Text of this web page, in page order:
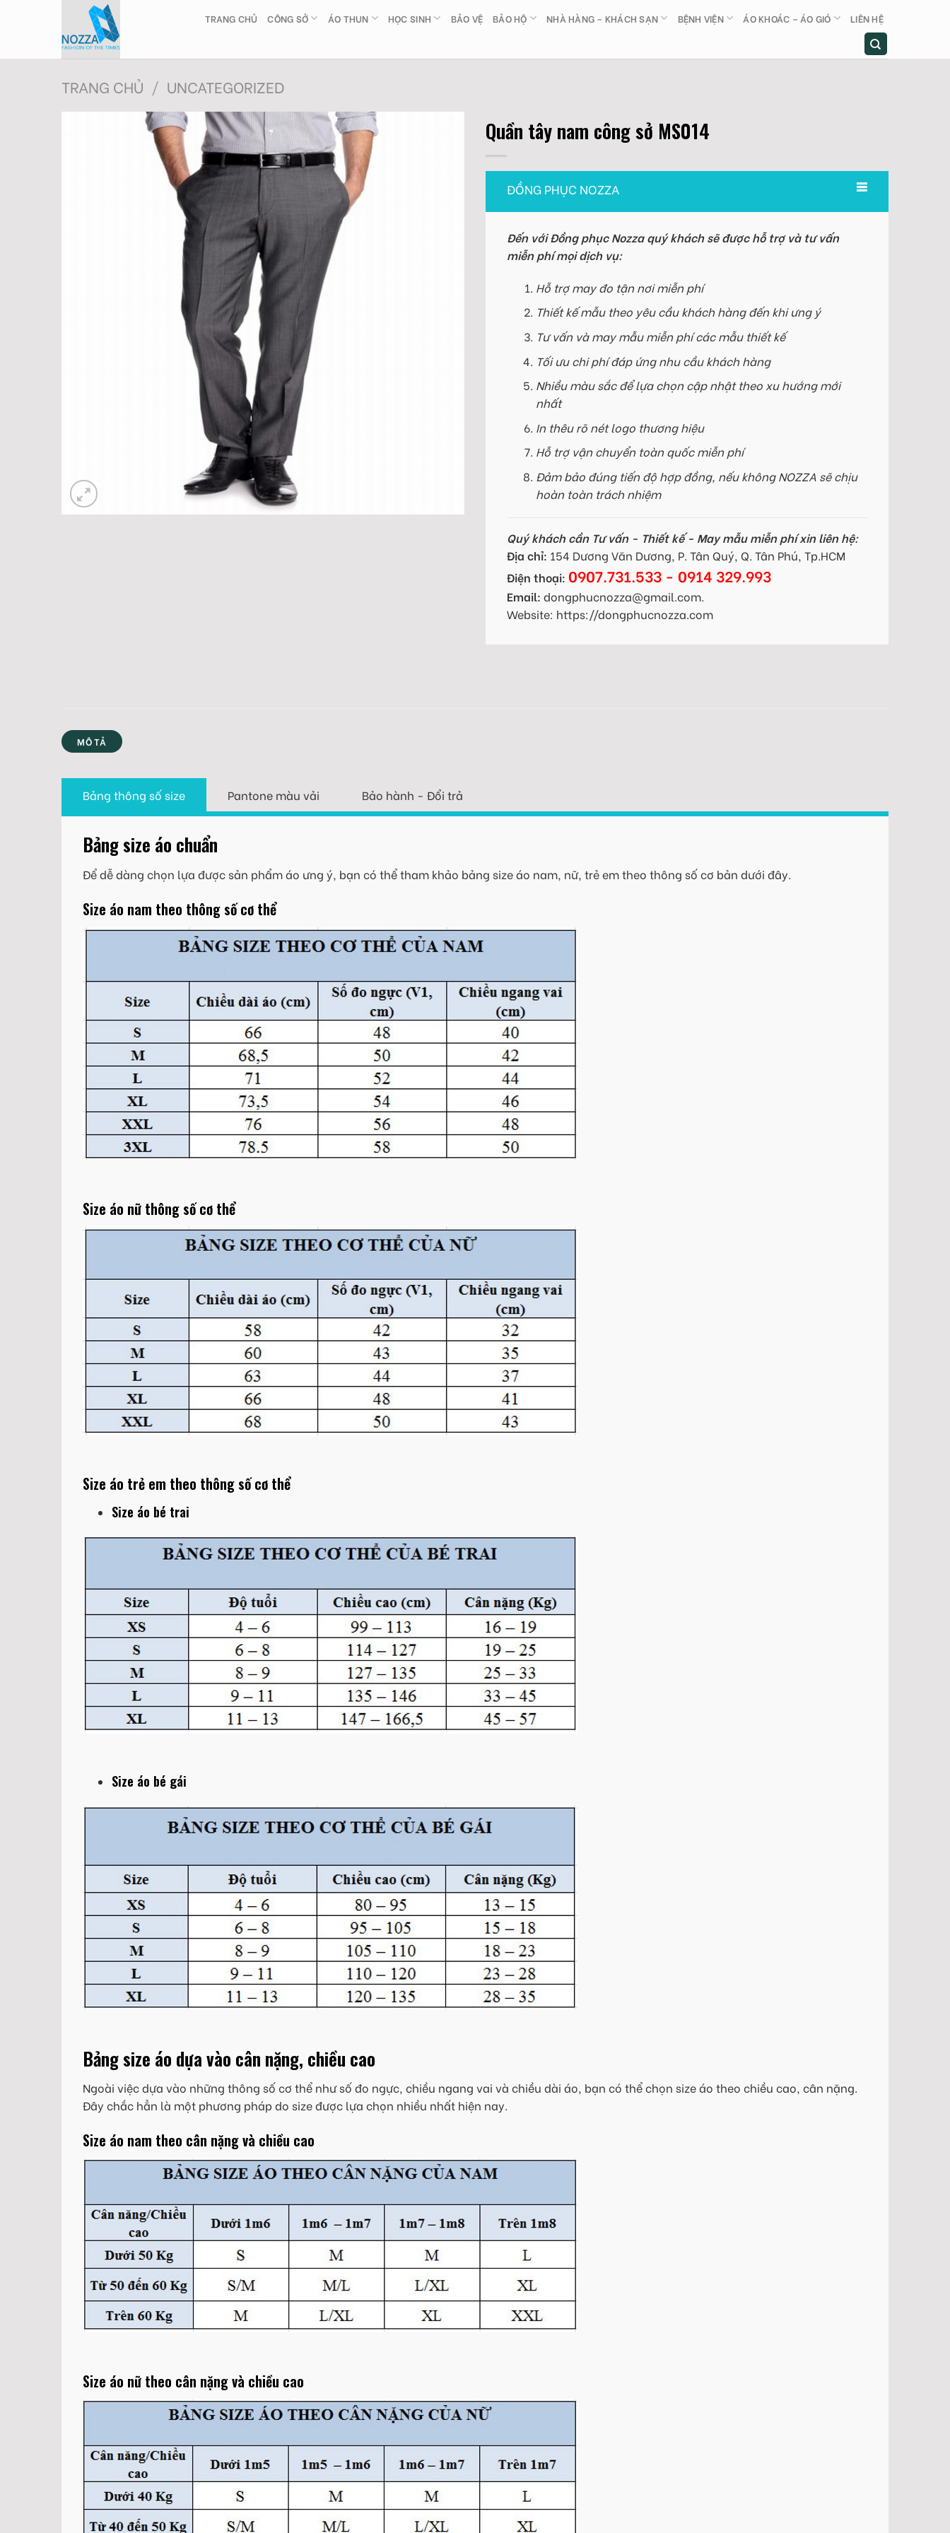
TRANG CHỦ CÔNG SỞ ÁO THUN HỌC SINH BẢO VỆ BẢO HỘ NHÀ HÀNG – KHÁCH SẠN BỆNH VIỆN ÁO KHOÁC – ÁO GIÓ LIÊN HỆ
TRANG CHỦ / UNCATEGORIZED
Quần tây nam công sở MS014
ĐỒNG PHỤC NOZZA
Đến với Đồng phục Nozza quý khách sẽ được hỗ trợ và tư vấn
miễn phí mọi dịch vụ:
Hỗ trợ may đo tận nơi miễn phí
Thiết kế mẫu theo yêu cầu khách hàng đến khi ưng ý
Tư vấn và may mẫu miễn phí các mẫu thiết kế
Tối ưu chi phí đáp ứng nhu cầu khách hàng
Nhiều màu sắc để lựa chọn cập nhật theo xu hướng mới
nhất
In thêu rõ nét logo thương hiệu
Hỗ trợ vận chuyển toàn quốc miễn phí
Đảm bảo đúng tiến độ hợp đồng, nếu không NOZZA sẽ chịu
hoàn toàn trách nhiệm
Quý khách cần Tư vấn - Thiết kế - May mẫu miễn phí xin liên hệ:
Địa chỉ: 154 Dương Văn Dương, P. Tân Quý, Q. Tân Phú, Tp.HCM
Điện thoại: 0907.731.533 - 0914 329.993
Email: dongphucnozza@gmail.com.
Website: https://dongphucnozza.com
MÔ TẢ
Bảng thông số size Pantone màu vải Bảo hành - Đổi trả
Bảng size áo chuẩn
Để dễ dàng chọn lựa được sản phẩm áo ưng ý, bạn có thể tham khảo bảng size áo nam, nữ, trẻ em theo thông số cơ bản dưới đây.
Size áo nam theo thông số cơ thể
Size áo nữ thông số cơ thể
Size áo trẻ em theo thông số cơ thể
Size áo bé trai
Size áo bé gái
Bảng size áo dựa vào cân nặng, chiều cao
Ngoài việc dựa vào những thông số cơ thể như số đo ngực, chiều ngang vai và chiều dài áo, bạn có thể chọn size áo theo chiều cao, cân nặng.
Đây chắc hẳn là một phương pháp do size được lựa chọn nhiều nhất hiện nay.
Size áo nam theo cân nặng và chiều cao
Size áo nữ theo cân nặng và chiều cao